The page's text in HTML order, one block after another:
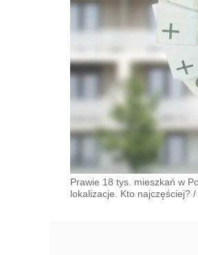
Prawie 18 tys. mieszkań w
lokalizacje. Kto najczęściej? /